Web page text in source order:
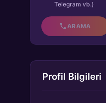
Telegram vb.)
ARAMA
Profil Bilgileri